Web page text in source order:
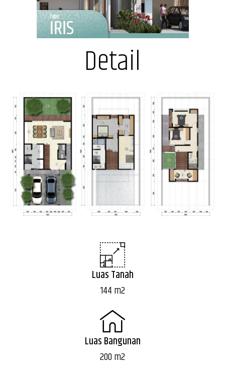
Detail
Luas Tanah
144 m2
Luas Bangunan
200 m2